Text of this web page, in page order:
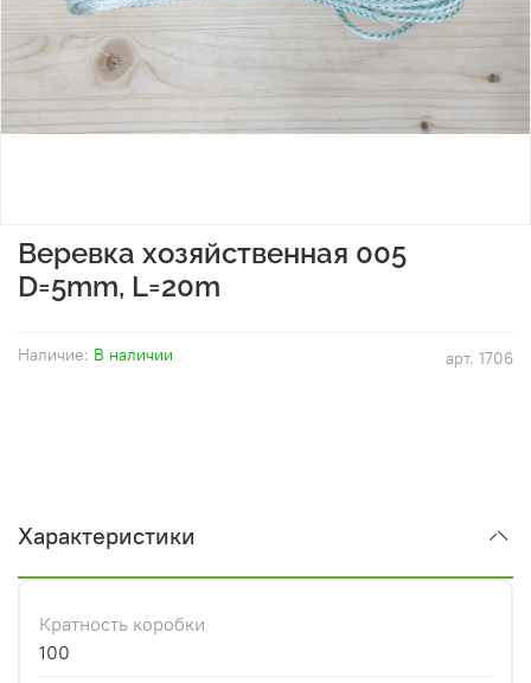
арт. 1706
Наличие: В наличии
Веревка хозяйственная 005
D=5mm, L=20m
Характеристики
Кратность коробки
100